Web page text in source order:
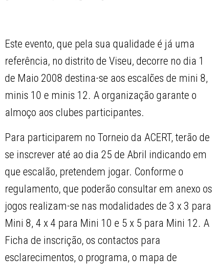
Este evento, que pela sua qualidade é já uma
referência, no distrito de Viseu, decorre no dia 1
de Maio 2008 destina-se aos escalões de mini 8,
minis 10 e minis 12. A organização garante o
almoço aos clubes participantes.
Para participarem no Torneio da ACERT, terão de
se inscrever até ao dia 25 de Abril indicando em
que escalão, pretendem jogar. Conforme o
regulamento, que poderão consultar em anexo os
jogos realizam-se nas modalidades de 3 x 3 para
Mini 8, 4 x 4 para Mini 10 e 5 x 5 para Mini 12. A
Ficha de inscrição, os contactos para
esclarecimentos, o programa, o mapa de